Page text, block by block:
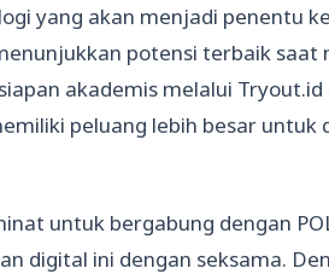
yang akan menjadi penentu
potensi terbaik saat
akademis melalui
peluang lebih besar
untuk bergabung dengan
digital ini dengan seksama.